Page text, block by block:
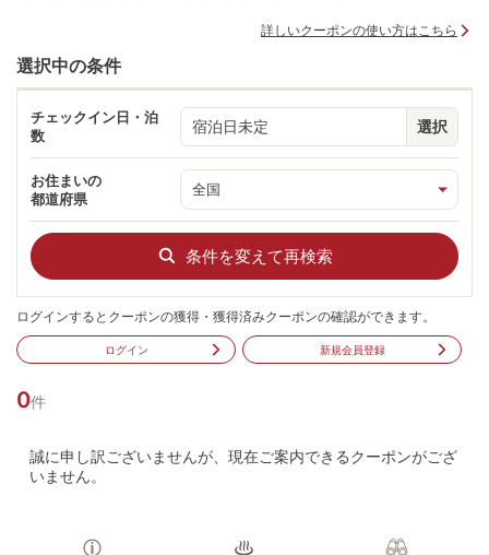
詳しいクーポンの使い方はこちら
選択中の条件
チェックイン日・泊
数
宿泊日未定 選択
お住まいの
都道府県
条件を変えて再検索
ログインするとクーポンの獲得・獲得済みクーポンの確認ができます。
ログイン 新規会員登録
0件
誠に申し訳ございませんが、現在ご案内できるクーポンがござ
いません。